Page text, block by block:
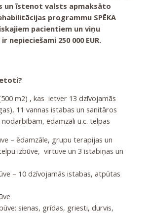
un īstenot valsts apmaksāto
programmu SPĒKA
pacientiem un viņu
nepieciešami 250 000 EUR.
m2) , kas ietver 13 dzīvojamās
11 vannas istabas un sanitāros
ēdamzāli u.c. telpas
– ēdamzāle, grupu terapijas un
izbūve, virtuve un 3 istabiņas un
– 10 dzīvojamās istabas, atpūtas
sienas, grīdas, griesti, durvis,